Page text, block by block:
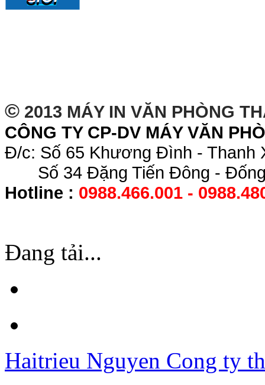
© 2013 MÁY IN VĂN PHÒNG
CÔNG TY CP-DV MÁY VĂN
Đ/c: Số 65 Khương Đình - Thanh
Số 34 Đặng Tiến Đông -
Hotline : 0988.466.001 -
Đang tải...
Haitrieu Nguyen Cong ty